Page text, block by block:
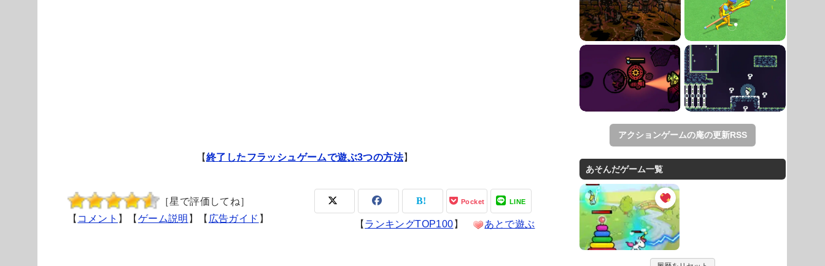
【終了したフラッシュゲームで遊ぶ3つの方法】
［星で評価してね］
【 コメント 】【 ゲーム説明 】【 広告ガイド 】
Pocket LINE
【 ランキングTOP100 】 あとで遊ぶ
アクションゲームの庵の更新RSS
あそんだゲーム一覧